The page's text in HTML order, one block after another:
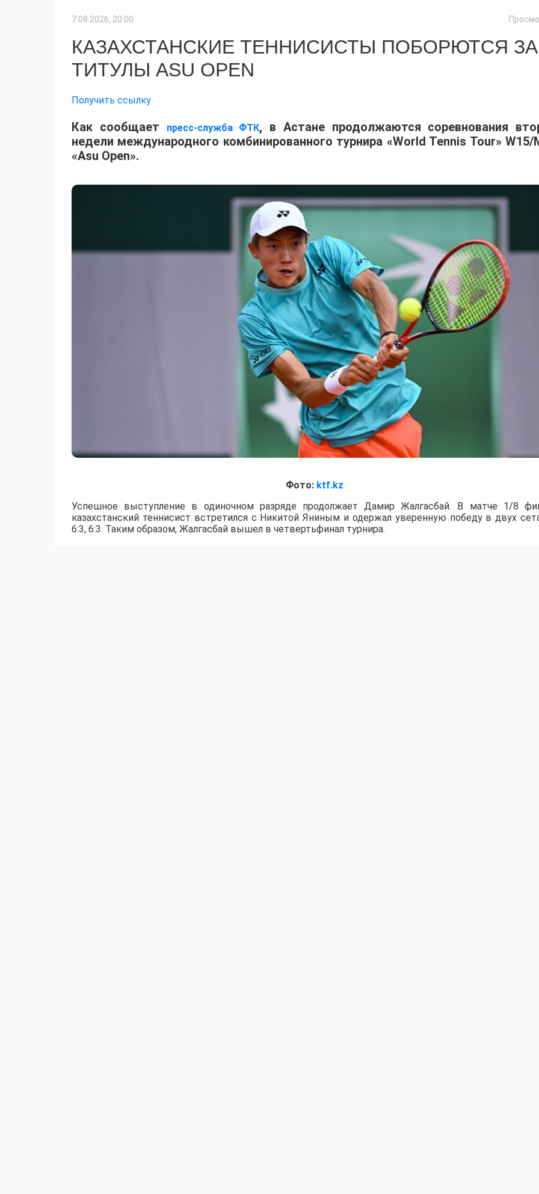
7.08.2026, 20:00
КАЗАХСТАНСКИЕ ТЕННИСИСТЫ ПОБОРЮТСЯ ЗА
ТИТУЛЫ ASU OPEN
Получить ссылку
Как сообщает пресс-служба ФТК, в Астане продолжаются соревнования
недели международного комбинированного турнира «World Tennis Tour» W15/
«Asu Open».
Фото: ktf.kz
Успешное выступление в одиночном разряде продолжает Дамир Жалгасбай. В матче 1/8
казахстанский теннисист встретился с Никитой Яниным и одержал уверенную победу в двух
6:3, 6:3. Таким образом, Жалгасбай вышел в четвертьфинал турнира.